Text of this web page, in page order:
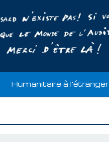
Humanitaire à l’étranger